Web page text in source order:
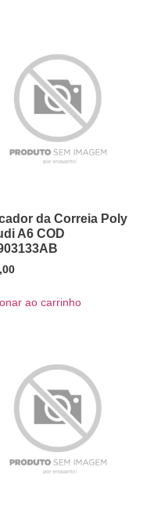
da Correia Poly
A6 COD
ao carrinho